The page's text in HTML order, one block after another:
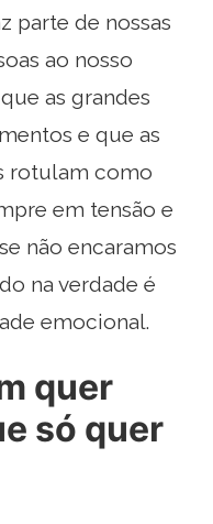
parte de nossas
ao nosso
as grandes
e que as
rotulam como
em tensão e
não encaramos
na verdade é
emocional.
quer
só quer